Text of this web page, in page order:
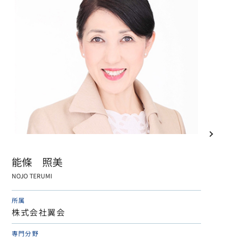
能條 照美
NOJO TERUMI
所属
株式会社翼会
専門分野